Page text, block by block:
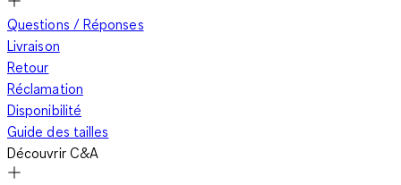
Questions / Réponses
Livraison
Retour
Réclamation
Disponibilité
Guide des tailles
Découvrir C&A